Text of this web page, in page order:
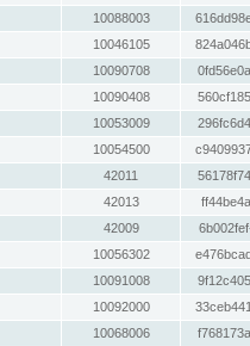
10088003
10046105
10090708
10090408
10053009
10054500
42011
42013
42009
10056302
10091008
10092000
10068006